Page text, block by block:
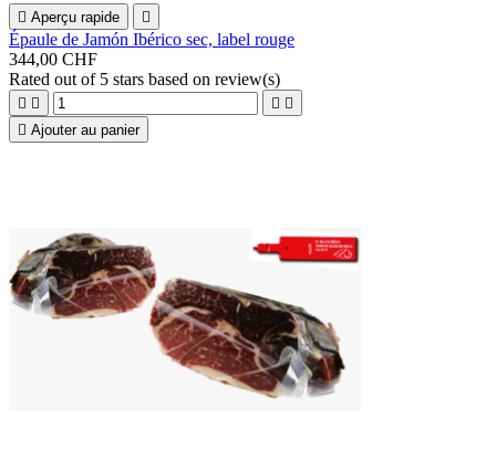
 Aperçu rapide 
Épaule de Jamón Ibérico sec, label rouge
344,00 CHF
Rated out of 5 stars based on review(s)
   
 Ajouter au panier